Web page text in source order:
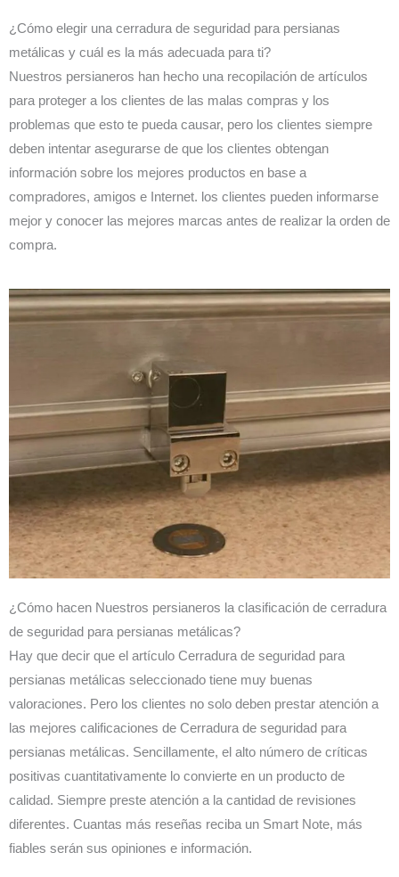
¿Cómo elegir una cerradura de seguridad para persianas
metálicas y cuál es la más adecuada para ti?
Nuestros persianeros han hecho una recopilación de artículos
para proteger a los clientes de las malas compras y los
problemas que esto te pueda causar, pero los clientes siempre
deben intentar asegurarse de que los clientes obtengan
información sobre los mejores productos en base a
compradores, amigos e Internet. los clientes pueden informarse
mejor y conocer las mejores marcas antes de realizar la orden de
compra.
¿Cómo hacen Nuestros persianeros la clasificación de cerradura
de seguridad para persianas metálicas?
Hay que decir que el artículo Cerradura de seguridad para
persianas metálicas seleccionado tiene muy buenas
valoraciones. Pero los clientes no solo deben prestar atención a
las mejores calificaciones de Cerradura de seguridad para
persianas metálicas. Sencillamente, el alto número de críticas
positivas cuantitativamente lo convierte en un producto de
calidad. Siempre preste atención a la cantidad de revisiones
diferentes. Cuantas más reseñas reciba un Smart Note, más
fiables serán sus opiniones e información.